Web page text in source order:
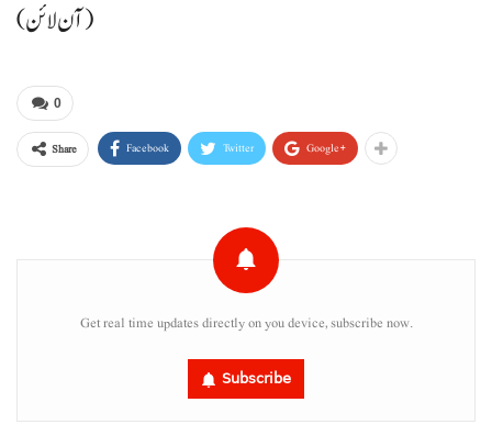
(آن لائن)
0
Share Facebook Twitter Google+
Get real time updates directly on you device, subscribe now.
Subscribe